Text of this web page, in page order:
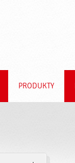
PRODUKTY